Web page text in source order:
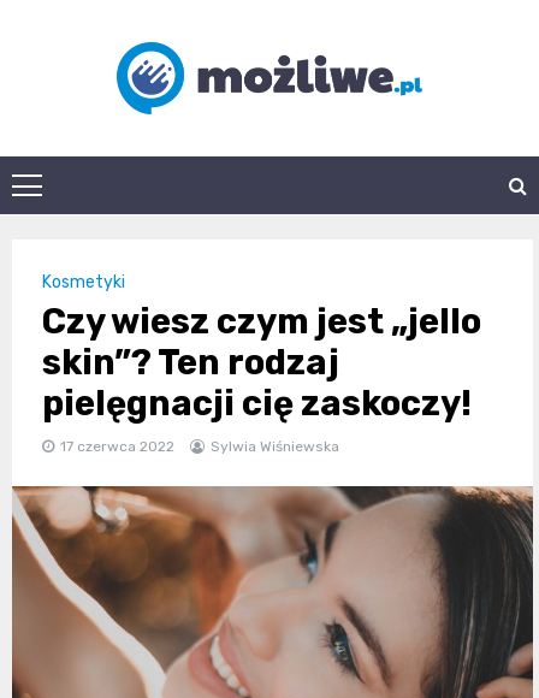
mozliwe.pl
Kosmetyki
Czy wiesz czym jest „jello
skin”? Ten rodzaj
pielęgnacji cię zaskoczy!
17 czerwca 2022 Sylwia Wiśniewska